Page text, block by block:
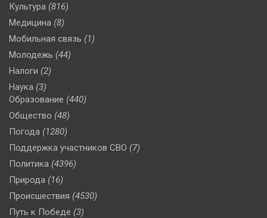
Культура (816)
Медицина (8)
Мобильная связь (1)
Молодежь (44)
Налоги (2)
Наука (3)
Образование (440)
Общество (48)
Погода (1280)
Поддержка участников СВО (7)
Политика (4396)
Природа (16)
Происшествия (4530)
Путь к Победе (3)